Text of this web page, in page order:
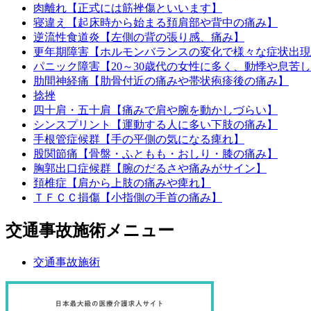
肉離れ【正式には筋挫傷といいます】
寝違え【起床時から始まる頚肩部や背中の痛み】
逆流性食道炎【左側の背の張り感、痛み】
更年期障害【ホルモンバランスの変化で様々な症状出現
パニック障害【20～30歳代の女性に多く、動悸や息苦し
肋間神経痛【肋骨付近の痛みや帯状疱疹後の痛み】
捻挫
四十肩・五十肩【痛みで肩や腕を動かしづらい】
シンスプリント【運動する人に多い下肢の痛み】
手根管症候群【手の平側の気になる痺れ】
股関節痛【骨盤・ふともも・おしり・膝の痛み】
胸郭出口症候群【腕のだるさや痛みがサイン】
頚椎症【肩から上肢の痛みや痺れ】
ＴＦＣＣ損傷【小指側の手首の痛み】
交通事故施術メニュー
交通事故施術